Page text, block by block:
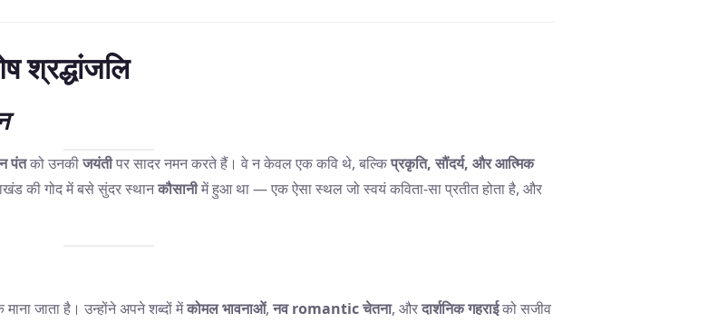
श्रद्धांजलि
पंतको उनकीजयंतीपर सादर नमन करते हैं। वे न केवल एक कवि थे, बल्किप्रकृति, सौंदर्य, और आत्मिक
की गोद में बसे सुंदर स्थानकौसानीमें हुआ था — एक ऐसा स्थल जो स्वयं कविता-सा प्रतीत होता है, और
जाता है। उन्होंने अपने शब्दों मेंकोमल भावनाओं,नव romantic चेतना, औरदार्शनिक गहराईको सजीव